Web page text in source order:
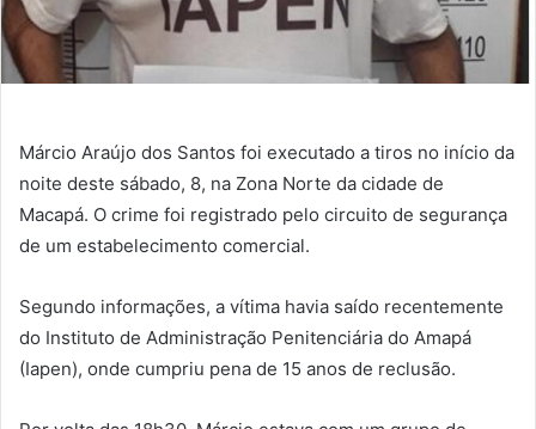
Márcio Araújo dos Santos foi executado a tiros no início da
noite deste sábado, 8, na Zona Norte da cidade de
Macapá. O crime foi registrado pelo circuito de segurança
de um estabelecimento comercial.
Segundo informações, a vítima havia saído recentemente
do Instituto de Administração Penitenciária do Amapá
(Iapen), onde cumpriu pena de 15 anos de reclusão.